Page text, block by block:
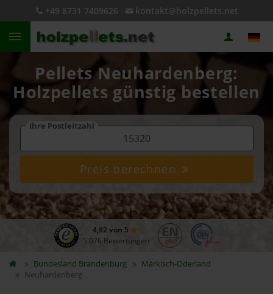
+49 8731 7409626 kontakt@holzpellets.net
Pellets Neuhardenberg:
Holzpellets günstig bestellen
Ihre Postleitzahl
Preis berechnen
4,92 von 5
5.076 Bewertungen
Bundesland Brandenburg
Märkisch-Oderland
Neuhardenberg